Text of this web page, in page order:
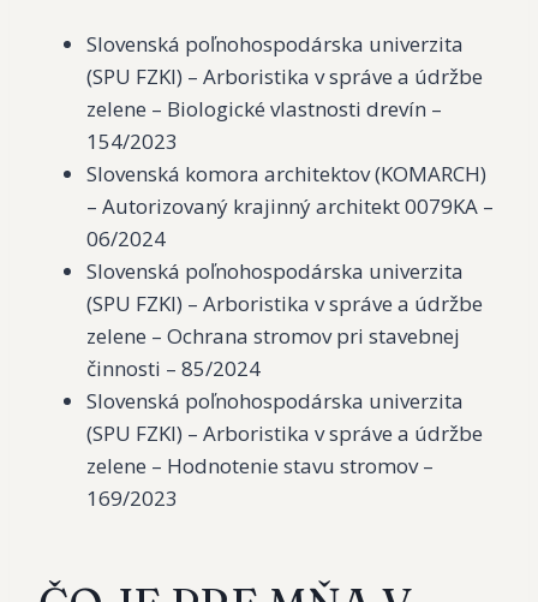
Slovenská poľnohospodárska univerzita
(SPU FZKI) – Arboristika v správe a údržbe
zelene – Biologické vlastnosti drevín –
154/2023
Slovenská komora architektov (KOMARCH)
– Autorizovaný krajinný architekt 0079KA –
06/2024
Slovenská poľnohospodárska univerzita
(SPU FZKI) – Arboristika v správe a údržbe
zelene – Ochrana stromov pri stavebnej
činnosti – 85/2024
Slovenská poľnohospodárska univerzita
(SPU FZKI) – Arboristika v správe a údržbe
zelene – Hodnotenie stavu stromov –
169/2023